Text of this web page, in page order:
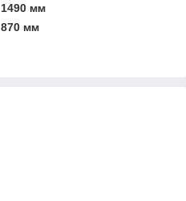
1490 мм
870 мм